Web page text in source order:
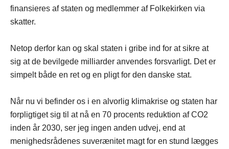
finansieres af staten og medlemmer af Folkekirken via
skatter.
Netop derfor kan og skal staten i gribe ind for at sikre at
sig at de bevilgede milliarder anvendes forsvarligt. Det er
simpelt både en ret og en pligt for den danske stat.
Når nu vi befinder os i en alvorlig klimakrise og staten har
forpligtiget sig til at nå en 70 procents reduktion af CO2
inden år 2030, ser jeg ingen anden udvej, end at
menighedsrådenes suverænitet magt for en stund lægges